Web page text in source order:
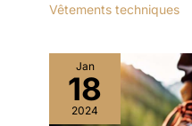
Vêtements techniques
Jan
18
2024